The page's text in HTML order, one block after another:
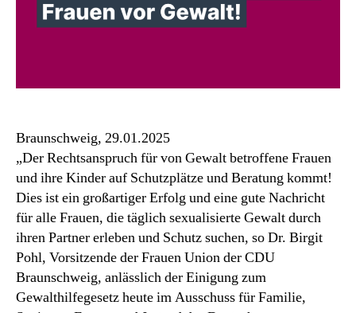
Braunschweig, 29.01.2025
„Der Rechtsanspruch für von Gewalt betroffene Frauen
und ihre Kinder auf Schutzplätze und Beratung kommt!
Dies ist ein großartiger Erfolg und eine gute Nachricht
für alle Frauen, die täglich sexualisierte Gewalt durch
ihren Partner erleben und Schutz suchen, so Dr. Birgit
Pohl, Vorsitzende der Frauen Union der CDU
Braunschweig, anlässlich der Einigung zum
Gewalthilfegesetz heute im Ausschuss für Familie,